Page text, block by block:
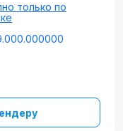
только по